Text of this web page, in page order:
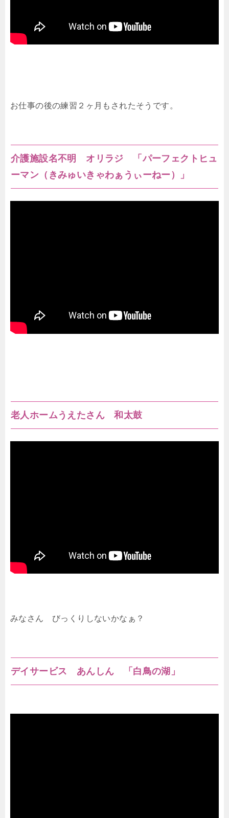
お仕事の後の練習２ヶ月もされたそうです。
介護施設名不明 オリラジ 「パーフェクトヒュ
ーマン（きみゅいきゃわぁうぃーねー）」
老人ホームうえたさん 和太鼓
みなさん びっくりしないかなぁ？
デイサービス あんしん 「白鳥の湖」